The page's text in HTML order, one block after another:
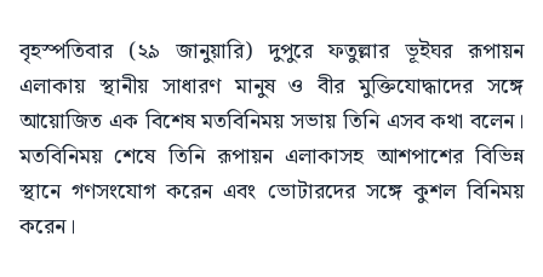
বৃহস্পতিবার (২৯ জানুয়ারি) দুপুরে ফতুল্লার ভূইঘর রূপায়ন
এলাকায় স্থানীয় সাধারণ মানুষ ও বীর মুক্তিযোদ্ধাদের সঙ্গে
আয়োজিত এক বিশেষ মতবিনিময় সভায় তিনি এসব কথা বলেন।
মতবিনিময় শেষে তিনি রূপায়ন এলাকাসহ আশপাশের বিভিন্ন
স্থানে গণসংযোগ করেন এবং ভোটারদের সঙ্গে কুশল বিনিময়
করেন।